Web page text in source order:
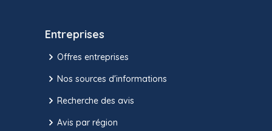
Entreprises
Offres entreprises
Nos sources d'informations
Recherche des avis
Avis par région